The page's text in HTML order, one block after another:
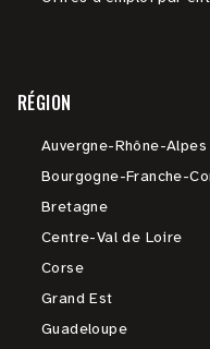
RÉGION
Auvergne-Rhône-Alpes
Bourgogne-Franche-
Bretagne
Centre-Val de Loire
Corse
Grand Est
Guadeloupe